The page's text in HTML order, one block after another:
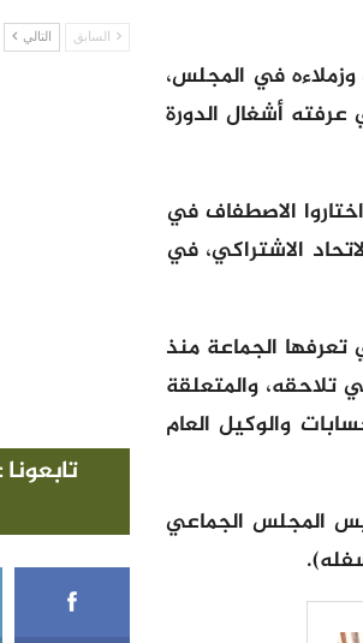
في المجلس،
عرفته أشغال الدورة
نفسه، في تصريح لجريدة “الديار”، أن 10 أعضاء، من أصل 15 اختاروا الاصطفاف في
الاشتراكي، في
تعرفها الجماعة منذ
تلاحقه، والمتعلقة
والوكيل العام
المجلس الجماعي
السابق التالي